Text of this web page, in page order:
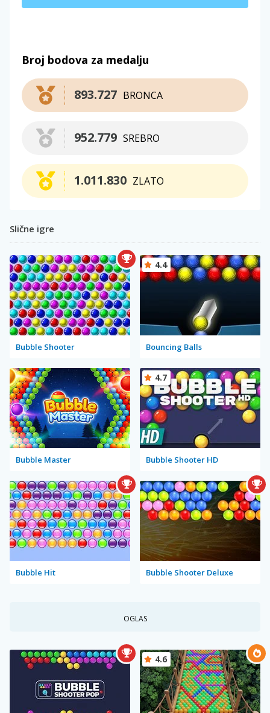
Broj bodova za medalju
BRONCA
893.727
SREBRO
952.779
ZLATO
1.011.830
Slične igre
Bubble Shooter Bouncing Balls
4.4
Bubble Master Bubble Shooter HD
4.7
Bubble Hit Bubble Shooter Deluxe
OGLAS
4.6